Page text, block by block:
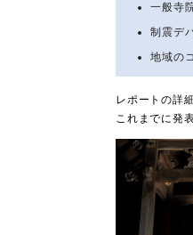
一般寺
制震デ
地域の
レポートの詳
これまでに発